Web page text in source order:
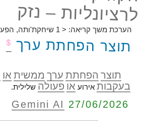
לרציונליות – נזק
הערכת משך קריאה: < 1 שיחקת'ותה,
תוצר הפחתת ערך $
תוצר הפחתת ערך ממשית או
בעקבות אירוע או פעולה שלילית.
Gemini AI 27/06/2026